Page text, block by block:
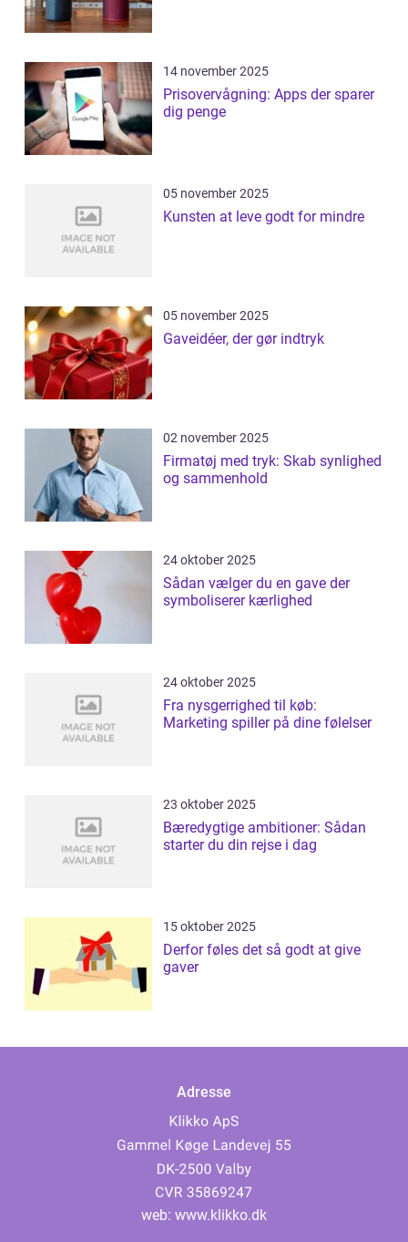
14 november 2025
Prisovervågning: Apps der sparer
dig penge
05 november 2025
Kunsten at leve godt for mindre
05 november 2025
Gaveidéer, der gør indtryk
02 november 2025
Firmatøj med tryk: Skab synlighed
og sammenhold
24 oktober 2025
Sådan vælger du en gave der
symboliserer kærlighed
24 oktober 2025
Fra nysgerrighed til køb:
Marketing spiller på dine følelser
23 oktober 2025
Bæredygtige ambitioner: Sådan
starter du din rejse i dag
15 oktober 2025
Derfor føles det så godt at give
gaver
Adresse
web: www.klikko.dk